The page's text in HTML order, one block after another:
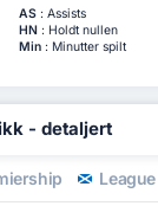
AS: Assists
HN: Holdt nullen
Min: Minutter spilt
- detaljert